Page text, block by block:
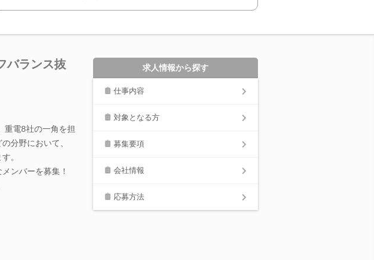
バランス抜
重電8社の一角を担
分野において、
。
ンバーを募集！
求人情報から探す
仕事内容
対象となる方
募集要項
会社情報
応募方法